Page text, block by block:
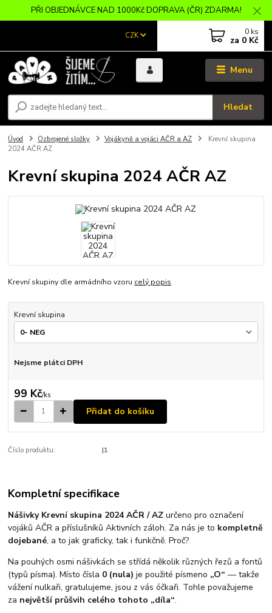
PŘI OBJEDNÁVCE NAD 1000Kč DOPRAVA (ČR) ZDARMA!
Menu
CZK
Hledat
0 ks
za 0 Kč
Úvod Ozbrojené složky Vojákyně a vojáci AČR a AZ
Krevní skupina
2024 AČR AZ
Krevní skupina 2024 AČR AZ
Krevní skupiny dle armádního vzoru celý popis
Krevní skupina
Nejsme plátci DPH
99 Kč/ks
Přidat do košíku
Číslo produktu: |1
Kompletní specifikace
Nášivky Krevní skupina 2024 AČR / AZurčeno pro označení
vojáků AČR a příslušníků Aktivních záloh. Za nás je to kompletně
dojebané, a to jak graficky, tak i funkčně. Proč?
Na pouhých osmi nášivkách se střídá několik různých řezů a fontů
(typů písma). Místo čísla 0 (nula) je použité písmeno „O“ — takže
vážení nulkaři, gratulujeme, jsou z vás óčkaři. Tohle považujeme
za největší průšvih celého tohoto „díla“.